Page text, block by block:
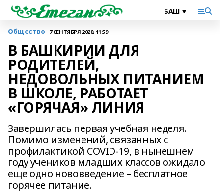
Общество 7 СЕНТЯБРЯ 2020, 11:59
В БАШКИРИИ ДЛЯ
РОДИТЕЛЕЙ,
НЕДОВОЛЬНЫХ ПИТАНИЕМ
В ШКОЛЕ, РАБОТАЕТ
«ГОРЯЧАЯ» ЛИНИЯ
Завершилась первая учебная неделя.
Помимо изменений, связанных с
профилактикой COVID-19, в нынешнем
году учеников младших классов ожидало
еще одно нововведение – бесплатное
горячее питание.